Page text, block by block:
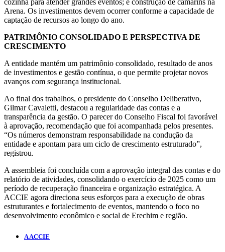
cozinha para atender grandes eventos; e construção de camarins na
Arena. Os investimentos devem ocorrer conforme a capacidade de
captação de recursos ao longo do ano.
PATRIMÔNIO CONSOLIDADO E PERSPECTIVA DE
CRESCIMENTO
A entidade mantém um patrimônio consolidado, resultado de anos
de investimentos e gestão contínua, o que permite projetar novos
avanços com segurança institucional.
Ao final dos trabalhos, o presidente do Conselho Deliberativo,
Gilmar Cavaletti, destacou a regularidade das contas e a
transparência da gestão. O parecer do Conselho Fiscal foi favorável
à aprovação, recomendação que foi acompanhada pelos presentes.
“Os números demonstram responsabilidade na condução da
entidade e apontam para um ciclo de crescimento estruturado”,
registrou.
A assembleia foi concluída com a aprovação integral das contas e do
relatório de atividades, consolidando o exercício de 2025 como um
período de recuperação financeira e organização estratégica. A
ACCIE agora direciona seus esforços para a execução de obras
estruturantes e fortalecimento de eventos, mantendo o foco no
desenvolvimento econômico e social de Erechim e região.
A ACCIE